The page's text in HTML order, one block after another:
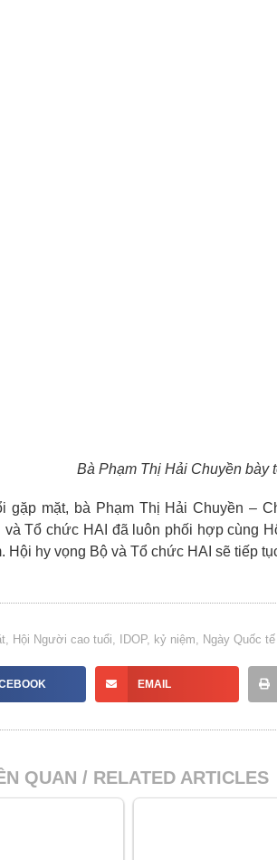
Bà Phạm Thị Hải Chuyền bày
gặp mặt, bà Phạm Thị Hải Chuyền –
và Tổ chức HAI đã luôn phối hợp cùng
Hội hy vọng Bộ và Tổ chức HAI sẽ tiếp
, Hội Người cao tuổi, IDOP, kỷ niệm, Ngày Quốc
EMAIL
QUAN / RELATED ARTICLES